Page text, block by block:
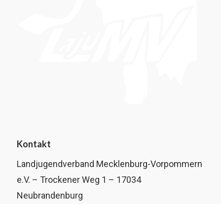
Kontakt
Landjugendverband Mecklenburg-Vorpommern
e.V. – Trockener Weg 1 – 17034
Neubrandenburg